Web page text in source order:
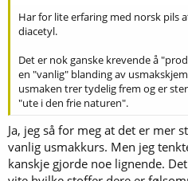
Har for lite erfaring med norsk pils
diacetyl.
Det er nok ganske krevende å
en "vanlig" blanding av
usmaken trer tydelig frem og er
"ute i den frie naturen".
Ja, jeg så for meg at det er mer
vanlig usmakkurs. Men jeg
kanskje gjorde noe lignende.